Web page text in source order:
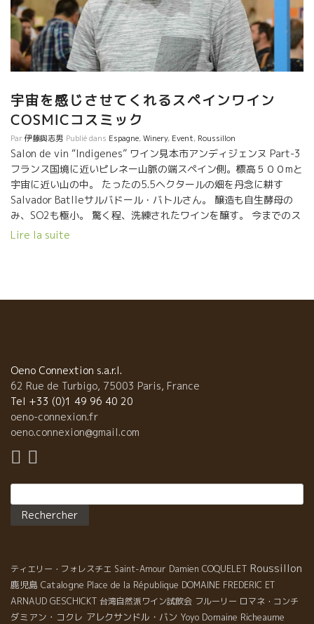
度の湿気が異常乾燥を避けてくれる。葡萄が熟す最後の段階に重
要な水分を確保できるので、期待通りの“酸”をもたらしてくれる。
. Cosmicコスミックのワインには、エッ！これがスペインのワイ
ン？と驚くほどのフレッシュな酸がある。 そして、真っ直ぐに伸
びる花崗岩からくる透明なミネラル感が凄い。 それでいて、やさ
いる。 凄いワイン、醸造家が誕生したものだ！ すでに多くの一流
レストランのシェフ、ソムリエ達が評価し、出入りしている。 レ
ストラン「El Ginjoler エル・ギンジョレール」のオーナーシェ
フ・シャヴィXaviさんや、2016年San Pellegrino世界ランキング
１位に輝いジロンナの三ツ星レストラン「Can Roca カン・ロカ」
のシェフやソムリエさんが先日来ていた。
宇宙を感じさせてくれるスペインワイン
COSMICコスミック
Par伊藤與志男 Publié dans Espagne,Winery, Event, Roussillon
Salon de vin “Indigenes” ワイン見本市アンディジェンヌ Part-3
フランス国境に近いピレネー山脈の端スペイン側。標高５００mと
宇宙に近い山の中。 たったの5.5ヘクタールの畑を丹念に耕す
Salvador Batlleサルバドール・バトルさん。 醸造も自生酵母の
み、SO2も極小。 驚く程、洗練されたワインを醸す。 今までのス
ペインワインには存在しないスタイル。 どこまでも透明感があっ
Lire la suite
Oeno Connextion s.a.r.l.
62 Rue de Turbigo, 75003 Paris, France
Tel +33 (0)1 49 96 40 20
oeno-connexion.fr
oeno.connexion@gmail.com
ティエリー・フォレスチエ Saint-Amour Damien COQUELET Roussillon
鹿児島 Catalogne Place de la République DOMAINE FREDERIC ET
ARNAUD GESCHICKT 台湾自然派ワイン試飲会 フルーリー ロマネ・コンチ
ダミアン・コクレ アレクサンドル・バン Yoyo Domaine Richeaume